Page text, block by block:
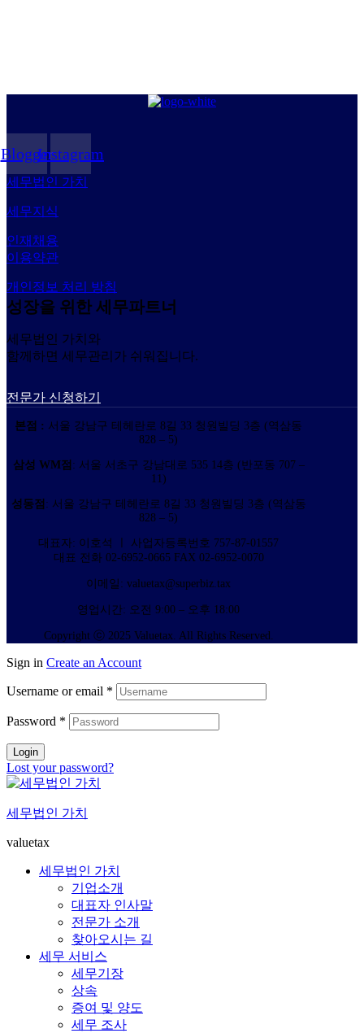
BloggerInstagram
세무법인 가치
세무지식
인재채용
이용약관
개인정보 처리 방침
성장을 위한 세무파트너
세무법인 가치와
함께하면 세무관리가 쉬워집니다.
전문가 신청하기
본점 : 서울 강남구 테헤란로 8길 33 청원빌딩 3층 (역삼동
828 – 5)
삼성 WM점 : 서울 서초구 강남대로 535 14층 (반포동 707 –
11)
성동점 : 서울 강남구 테헤란로 8길 33 청원빌딩 3층 (역삼동
828 – 5)
대표자: 이호석 ㅣ 사업자등록번호 757-87-01557
대표 전화 02-6952-0665 FAX 02-6952-0070
이메일: valuetax@superbiz.tax
영업시간: 오전 9:00 – 오후 18:00
Copyright ⓒ 2025 Valuetax. All Rights Reserved.
Sign in Create an Account
Username or email *
Password *
Login
Lost your password?
세무법인 가치
valuetax
세무법인 가치
기업소개
대표자 인사말
전문가 소개
찾아오시는 길
세무 서비스
세무기장
상속
증여 및 양도
세무 조사